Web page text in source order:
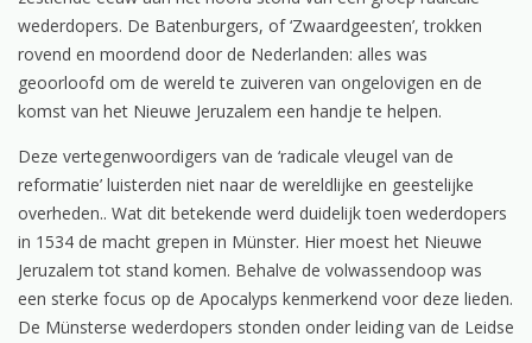
wederdopers. De Batenburgers, of ‘Zwaardgeesten’, trokken
rovend en moordend door de Nederlanden: alles was
geoorloofd om de wereld te zuiveren van ongelovigen en de
komst van het Nieuwe Jeruzalem een handje te helpen.
Deze vertegenwoordigers van de ‘radicale vleugel van de
reformatie’ luisterden niet naar de wereldlijke en geestelijke
overheden.. Wat dit betekende werd duidelijk toen wederdopers
in 1534 de macht grepen in Münster. Hier moest het Nieuwe
Jeruzalem tot stand komen. Behalve de volwassendoop was
een sterke focus op de Apocalyps kenmerkend voor deze lieden.
De Münsterse wederdopers stonden onder leiding van de Leidse